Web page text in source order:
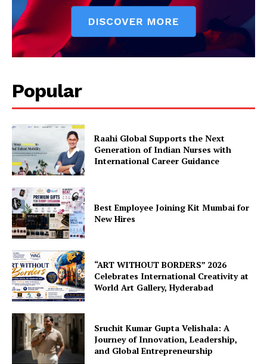
Popular
Raahi Global Supports the Next
Generation of Indian Nurses with
International Career Guidance
Best Employee Joining Kit Mumbai for
New Hires
“ART WITHOUT BORDERS” 2026
Celebrates International Creativity at
World Art Gallery, Hyderabad
Sruchit Kumar Gupta Velishala: A
Journey of Innovation, Leadership,
and Global Entrepreneurship